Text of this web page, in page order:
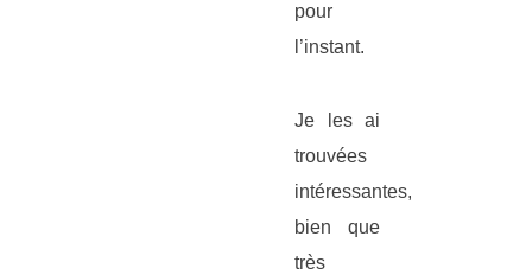
pour
l’instant.
Je les ai
trouvées
intéressantes,
bien que
très